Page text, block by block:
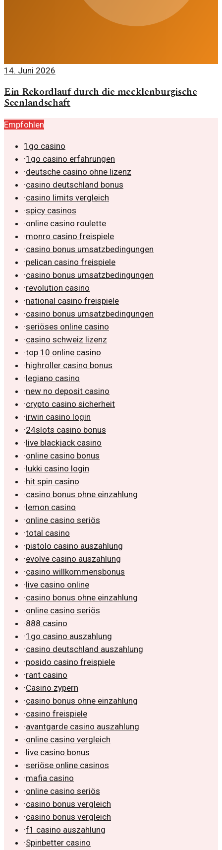
14. Juni 2026
Ein Rekordlauf durch die mecklenburgische
Seenlandschaft
Empfohlen
1go casino
·1go casino erfahrungen
·deutsche casino ohne lizenz
·casino deutschland bonus
·casino limits vergleich
·spicy casinos
·online casino roulette
·monro casino freispiele
·casino bonus umsatzbedingungen
·pelican casino freispiele
·casino bonus umsatzbedingungen
·revolution casino
·national casino freispiele
·casino bonus umsatzbedingungen
·seriöses online casino
·casino schweiz lizenz
·top 10 online casino
·highroller casino bonus
·legiano casino
·new no deposit casino
·crypto casino sicherheit
·irwin casino login
·24slots casino bonus
·live blackjack casino
·online casino bonus
·lukki casino login
·hit spin casino
·casino bonus ohne einzahlung
·lemon casino
·online casino seriös
·total casino
·pistolo casino auszahlung
·evolve casino auszahlung
·casino willkommensbonus
·live casino online
·casino bonus ohne einzahlung
·online casino seriös
·888 casino
·1go casino auszahlung
·casino deutschland auszahlung
·posido casino freispiele
·rant casino
·Casino zypern
·casino bonus ohne einzahlung
·casino freispiele
·avantgarde casino auszahlung
·online casino vergleich
·live casino bonus
·seriöse online casinos
·mafia casino
·online casino seriös
·casino bonus vergleich
·casino bonus vergleich
·f1 casino auszahlung
·Spinbetter casino